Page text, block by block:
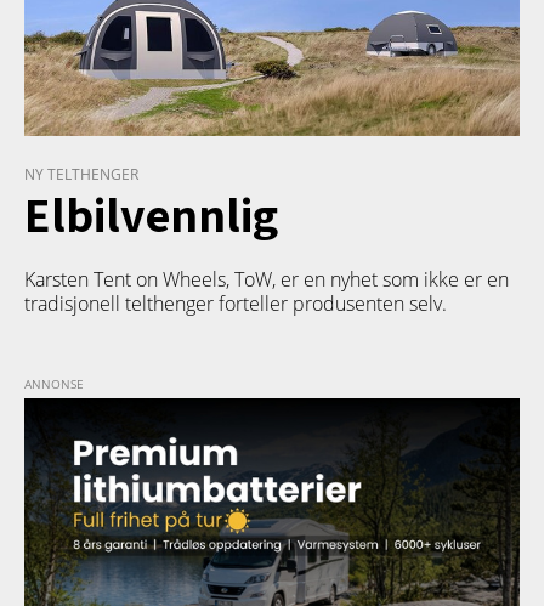
NY TELTHENGER
Elbilvennlig
Karsten Tent on Wheels, ToW, er en nyhet som ikke er en
tradisjonell telthenger forteller produsenten selv.